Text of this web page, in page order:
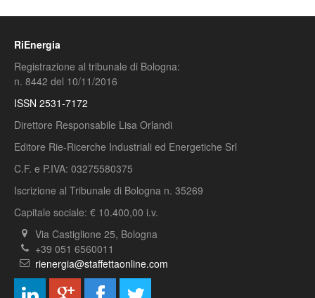
RiEnergia
Registrazione al tribunale di Bologna:
n. 8442 del 10/11/2016
ISSN 2531-7172
Direttore Responsabile Lisa Orlandi
Editore Rie-Ricerche Industriali ed Energetiche Srl
C.F. e P.IVA: 03275580375
Iscrizione al Tribunale di Bologna n. 35269
Capitale sociale: € 10.400,00 i.v.
Via Castiglione 25, Bologna
+39 051 6560011
rienergia@staffettaonline.com